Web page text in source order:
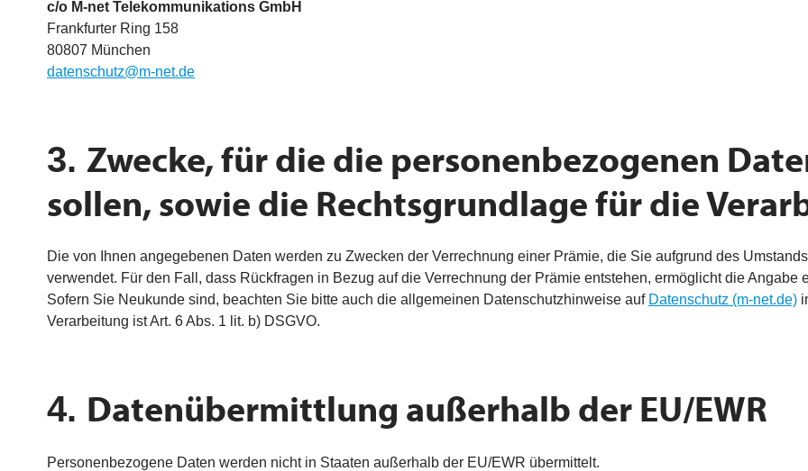
c/o M-net Telekommunikations GmbH
Frankfurter Ring 158
80807 München
datenschutz@m-net.de
3. Zwecke, für die die personenbezogenen
sollen, sowie die Rechtsgrundlage für die
Die von Ihnen angegebenen Daten werden zu Zwecken der Verrechnung einer Prämie, die Sie aufgrund des
verwendet. Für den Fall, dass Rückfragen in Bezug auf die Verrechnung der Prämie entstehen, ermöglicht die
Sofern Sie Neukunde sind, beachten Sie bitte auch die allgemeinen Datenschutzhinweise auf Datenschutz (m-net.de)
Verarbeitung ist Art. 6 Abs. 1 lit. b) DSGVO.
4. Datenübermittlung außerhalb der EU/EWR
Personenbezogene Daten werden nicht in Staaten außerhalb der EU/EWR übermittelt.